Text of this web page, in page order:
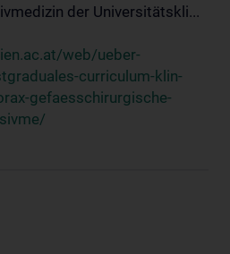
der Universitätskli...
web/ueber-
curriculum-klin-
gefaesschirurgische-